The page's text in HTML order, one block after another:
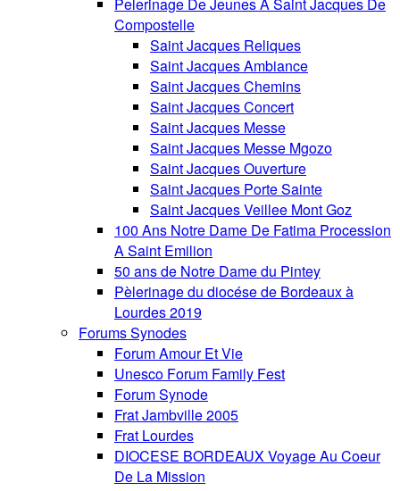
Pelerinage De Jeunes A Saint Jacques De
Compostelle
Saint Jacques Reliques
Saint Jacques Ambiance
Saint Jacques Chemins
Saint Jacques Concert
Saint Jacques Messe
Saint Jacques Messe Mgozo
Saint Jacques Ouverture
Saint Jacques Porte Sainte
Saint Jacques Veillee Mont Goz
100 Ans Notre Dame De Fatima Procession
A Saint Emilion
50 ans de Notre Dame du Pintey
Pèlerinage du diocése de Bordeaux à
Lourdes 2019
Forums Synodes
Forum Amour Et Vie
Unesco Forum Family Fest
Forum Synode
Frat Jambville 2005
Frat Lourdes
DIOCESE BORDEAUX Voyage Au Coeur
De La Mission